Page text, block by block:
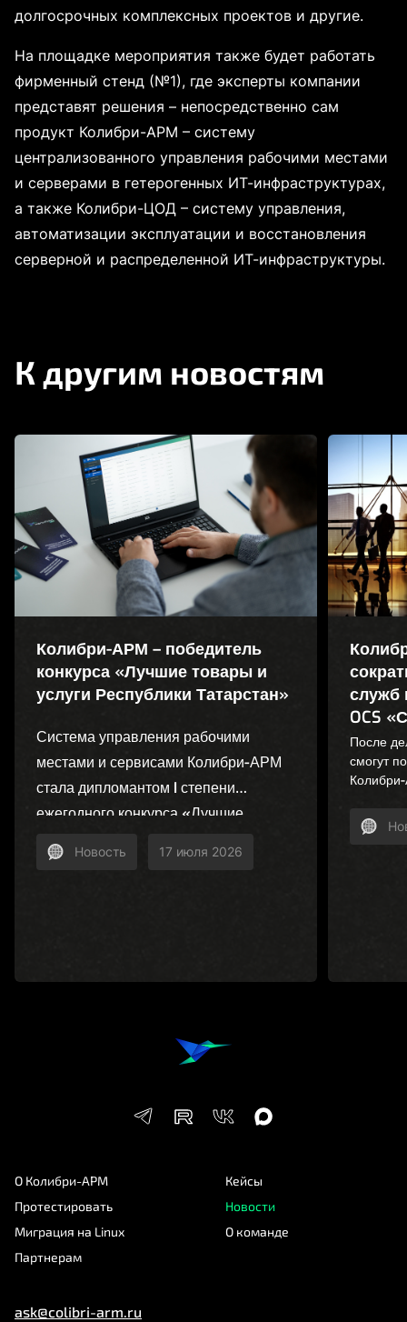
долгосрочных комплексных проектов и другие.
На площадке мероприятия также будет работать
фирменный стенд (№1), где эксперты компании
представят решения – непосредственно сам
продукт Колибри-АРМ – систему
централизованного управления рабочими местами
и серверами в гетерогенных ИТ-инфраструктурах,
а также Колибри-ЦОД – систему управления,
автоматизации эксплуатации и восстановления
серверной и распределенной ИТ-инфраструктуры.
К другим новостям
Колибри-АРМ – победитель
конкурса «Лучшие товары и
услуги Республики Татарстан»
Система управления рабочими
местами и сервисами Колибри-АРМ
стала дипломантом I степени
ежегодного конкурса «Лучшие
товары и услуги Республики
Татарстан». Проект отмечен в
Новость 17 июля 2026
служб
OCS
После
смогут
О Колибри-АРМ
Протестировать
Миграция на Linux
Партнерам
Кейсы
Новости
О команде
ask@colibri-arm.ru